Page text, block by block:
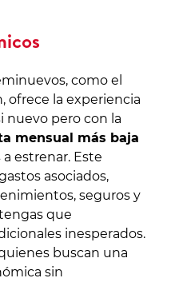
como el
ofrece la experiencia
nuevo pero con la
mensual más baja
estrenar. Este
asociados,
seguros y
que
inesperados.
buscan una
sin